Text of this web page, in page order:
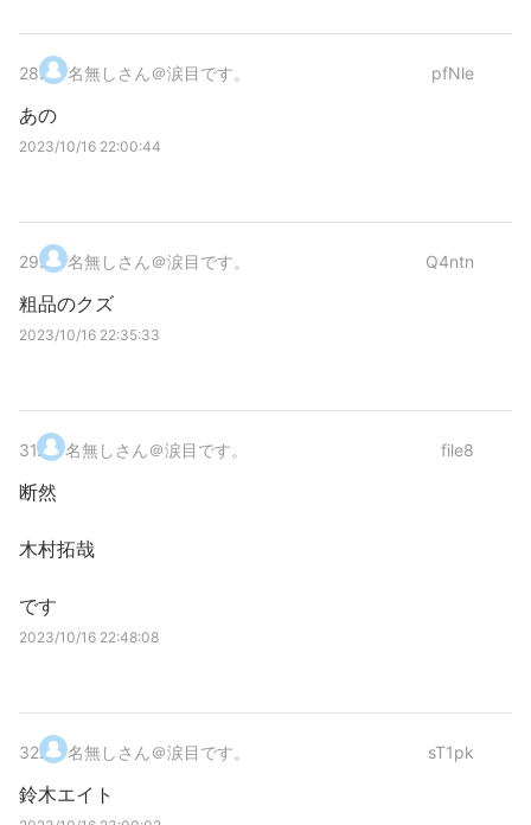
28. 名無しさん＠涙目です。 pfNle
あの
2023/10/16 22:00:44
29. 名無しさん＠涙目です。 Q4ntn
粗品のクズ
2023/10/16 22:35:33
31. 名無しさん＠涙目です。 file8
断然
木村拓哉
です
2023/10/16 22:48:08
32. 名無しさん＠涙目です。 sT1pk
鈴木エイト